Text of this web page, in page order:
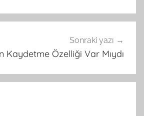
Sonraki yazı
Kaydetme Özelliği Var Mıydı